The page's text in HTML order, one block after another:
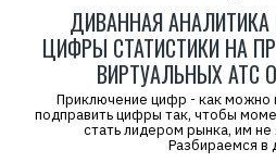
ДИВАННАЯ
ЦИФРЫ СТАТИСТИКИ НА
ВИРТУАЛЬНЫХ АТС
Приключение цифр - как можно
подправить цифры так, чтобы
стать лидером рынка, им не
Разбираемся в